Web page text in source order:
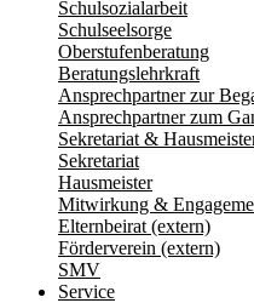
Schulsozialarbeit
Schulseelsorge
Oberstufenberatung
Beratungslehrkraft
Ansprechpartner zur
Ansprechpartner zum
Sekretariat &
Sekretariat
Hausmeister
Mitwirkung &
Elternbeirat (extern)
Förderverein (extern)
SMV
Service